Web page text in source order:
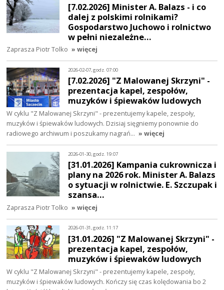
[7.02.2026] Minister A. Balazs - i co
dalej z polskimi rolnikami?
Gospodarstwo Juchowo i rolnictwo
w pełni niezależne…
Zaprasza Piotr Tolko » więcej
2026-02-07, godz. 07:00
[7.02.2026] "Z Malowanej Skrzyni" -
prezentacja kapel, zespołów,
muzyków i śpiewaków ludowych
W cyklu "Z Malowanej Skrzyni" - prezentujemy kapele, zespoły,
muzyków i śpiewaków ludowych. Dzisiaj sięgniemy ponownie do
radiowego archiwum i poszukamy nagrań… » więcej
2026-01-30, godz. 19:07
[31.01.2026] Kampania cukrownicza i
plany na 2026 rok. Minister A. Balazs
o sytuacji w rolnictwie. E. Szczupak i
szansa…
Zaprasza Piotr Tolko » więcej
2026-01-31, godz. 11:17
[31.01.2026] "Z Malowanej Skrzyni" -
prezentacja kapel, zespołów,
muzyków i śpiewaków ludowych
W cyklu "Z Malowanej Skrzyni" - prezentujemy kapele, zespoły,
muzyków i śpiewaków ludowych. Kończy się czas kolędowania bo 2